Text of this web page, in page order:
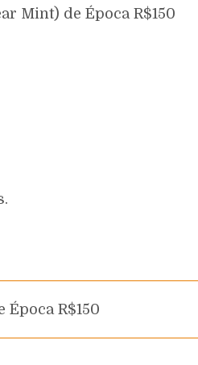
Mint) de Época R$150